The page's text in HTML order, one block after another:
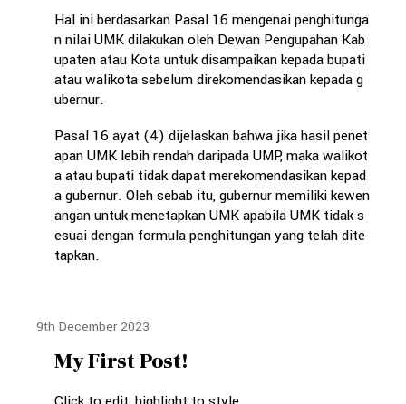
Hal ini berdasarkan Pasal 16 mengenai penghitunga
n nilai UMK dilakukan oleh Dewan Pengupahan Kab
upaten atau Kota untuk disampaikan kepada bupati
atau walikota sebelum direkomendasikan kepada g
ubernur.
Pasal 16 ayat (4) dijelaskan bahwa jika hasil penet
apan UMK lebih rendah daripada UMP, maka walikot
a atau bupati tidak dapat merekomendasikan kepad
a gubernur. Oleh sebab itu, gubernur memiliki kewen
angan untuk menetapkan UMK apabila UMK tidak s
esuai dengan formula penghitungan yang telah dite
tapkan.
9th December 2023
My First Post!